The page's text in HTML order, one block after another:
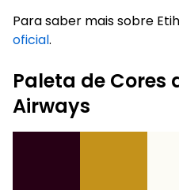
Para saber mais sobre
oficial.
Paleta de Cores
Airways